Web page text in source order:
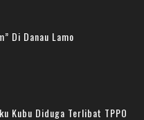
Di Danau Lamo
Kubu Diduga Terlibat TPPO